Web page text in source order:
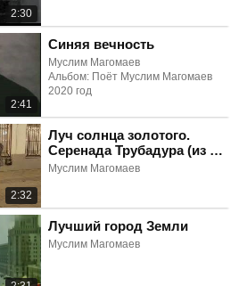
2:30
2:41
Синяя вечность
Муслим Магомаев
Альбом: Поёт Муслим Магомаев
2020 год
2:32
Луч солнца золотого.
Серенада Трубадура (из м/
ф "Бременские
Муслим Магомаев
Лучший город Земли
Муслим Магомаев